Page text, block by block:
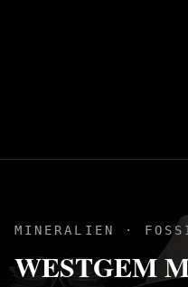
MINERALIEN ·
WESTGEM